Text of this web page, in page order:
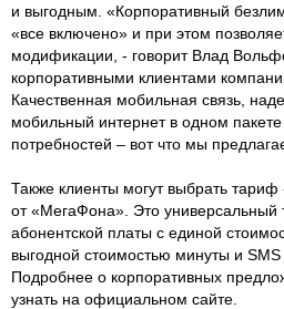
и выгодным. «Корпоративный
«все включено» и при этом
модификации, - говорит Влад
корпоративными клиентами
Качественная мобильная связь,
мобильный интернет в одном
потребностей – вот что мы
Также клиенты могут выбрать
от «МегаФона». Это
абонентской платы с единой
выгодной стоимостью минуты и SMS
Подробнее о корпоративных
узнать на официальном сайте.